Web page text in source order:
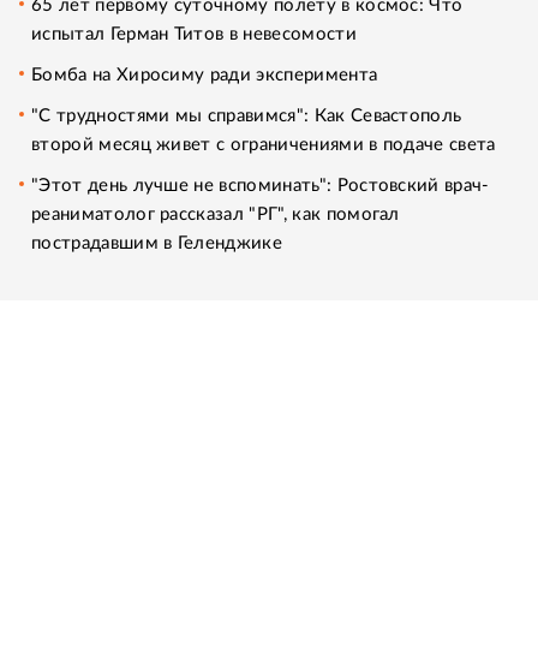
65 лет первому суточному полету в космос: Что
испытал Герман Титов в невесомости
Бомба на Хиросиму ради эксперимента
"С трудностями мы справимся": Как Севастополь
второй месяц живет с ограничениями в подаче света
"Этот день лучше не вспоминать": Ростовский врач-
реаниматолог рассказал "РГ", как помогал
пострадавшим в Геленджике